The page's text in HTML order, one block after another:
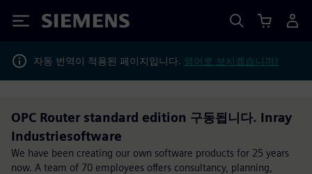
Siemens
자동 번역이 적용된 페이지입니다. 영어로 보시겠습니까?
OPC Router standard edition 구동됩니다. Inray
Industriesoftware
We have been creating our own software products for 25 years
now. A team of 70 employees offers consultancy, planning,